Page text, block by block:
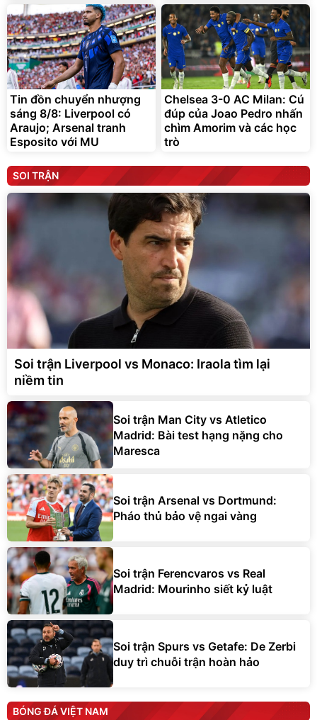
Tin đồn chuyển nhượng
sáng 8/8: Liverpool có
Araujo; Arsenal tranh
Esposito với MU
Chelsea 3-0 AC Milan: Cú
đúp của Joao Pedro nhấn
chìm Amorim và các học
trò
SOI TRẬN
Soi trận Liverpool vs Monaco: Iraola tìm lại
niềm tin
Soi trận Man City vs Atletico
Madrid: Bài test hạng nặng cho
Maresca
Soi trận Arsenal vs Dortmund:
Pháo thủ bảo vệ ngai vàng
Soi trận Ferencvaros vs Real
Madrid: Mourinho siết kỷ luật
Soi trận Spurs vs Getafe: De Zerbi
duy trì chuỗi trận hoàn hảo
BÓNG ĐÁ VIỆT NAM